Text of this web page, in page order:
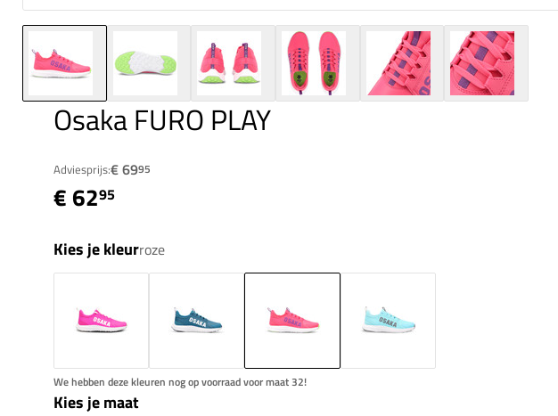
Osaka FURO PLAY
Adviesprijs:€ 6995
€ 6295
Kies je kleurroze
We hebben deze kleuren nog op voorraad voor maat 32!
Kies je maat